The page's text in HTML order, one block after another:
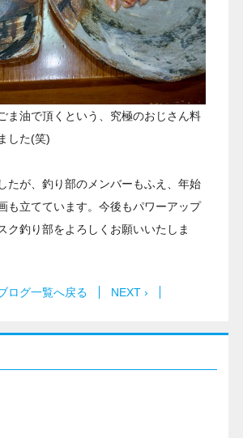
ま油で頂くという、究極のおじさん料
した(笑)
たが、釣り部のメンバーもふえ、年始
も立てています。今後もパワーアップ
ク釣り部をよろしくお願いいたしま
ログ一覧へ戻る NEXT ›